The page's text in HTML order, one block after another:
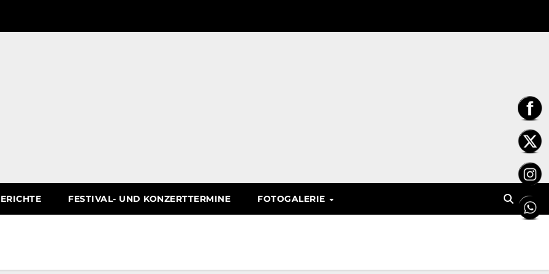
FESTIVAL- UND KONZERTTERMINE FOTOGALERIE